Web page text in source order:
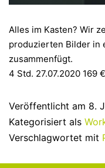
Alles im Kasten? Wir
produzierten Bilder in
zusammenfügt.
4 Std. 27.07.2020 169
Veröffentlicht am 8.
Kategorisiert als
Verschlagwortet mit